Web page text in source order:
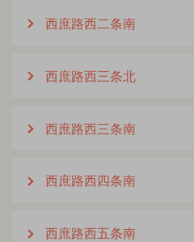
西庶路西二条南
西庶路西三条北
西庶路西三条南
西庶路西四条南
西庶路西五条南